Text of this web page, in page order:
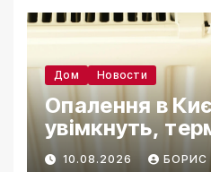
Дом Новости
Опалення в
увімкнуть,
підготовка
10.08.2026 БОРИС